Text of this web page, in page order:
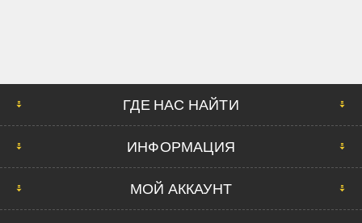
ГДЕ НАС НАЙТИ
ИНФОРМАЦИЯ
МОЙ АККАУНТ